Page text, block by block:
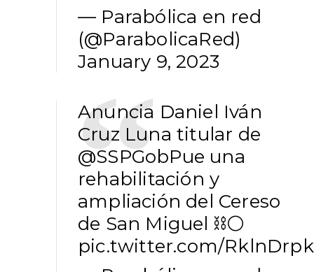
— Parabólica en red
(@ParabolicaRed)
January 9, 2023
Anuncia Daniel Iván
Cruz Luna titular de
@SSPGobPue una
rehabilitación y
ampliación del Cereso
de San Miguel ⛓️⚪️
pic.twitter.com/